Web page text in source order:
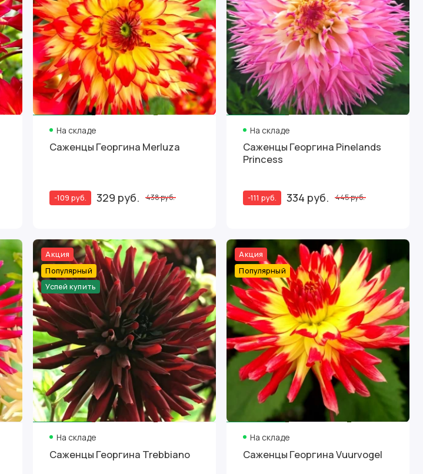
На складе
Саженцы Георгина Merluza
-109 руб. 329 руб. 438 руб.
На складе
Саженцы Георгина Pinelands
Princess
-111 руб. 334 руб. 445 руб.
Акция
Популярный
Успей купить
На складе
Саженцы Георгина Trebbiano
Акция
Популярный
На складе
Саженцы Георгина Vuurvogel